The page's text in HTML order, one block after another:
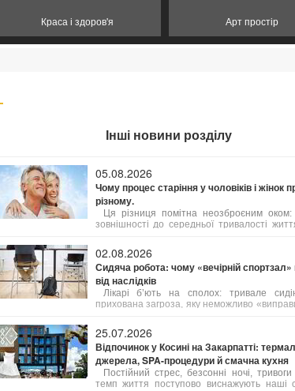
Краса і здоров'я Арт простір
Інші новини розділу
05.08.2026
Чому процес старіння у чоловіків і жінок
різному.
Ця різниця помітна неозброєним
зовнішності до середньої тривалості
фоні та навіть у звичках, які суспільство
культивувало у представників обох
розглянемо, чому це так, і що з цього
замітку.
02.08.2026
Сидяча робота: чому «вечірній спортзал»
від наслідків
Лікарі б’ють на сполох: тривале
прихована загроза, яку неможливо
ледар» — це людина, яка тренується
решту 23 години проводить без руху.
25.07.2026
Відпочинок у Косині на Закарпатті:
джерела, SPA-процедури й смачна кухня
Постійний стрес, безсонні ночі,
темп життя поступово виснажують наші